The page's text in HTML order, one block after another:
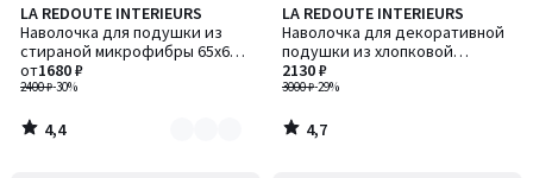
LA REDOUTE INTERIEURS
Наволочка для подушки из
стираной микрофибры 65x65
см, Loja / Лоджа
2400 ₽-30%
от1680 ₽
4,4
/ 5
Количество
цветов:
2
4,4
/
LA REDOUTE INTERIEURS
Наволочка для декоративной
подушки из хлопковой
перкали, Tropical / Тропикал
3000 ₽-29%
2130 ₽
4,7
/ 5
4,7
/